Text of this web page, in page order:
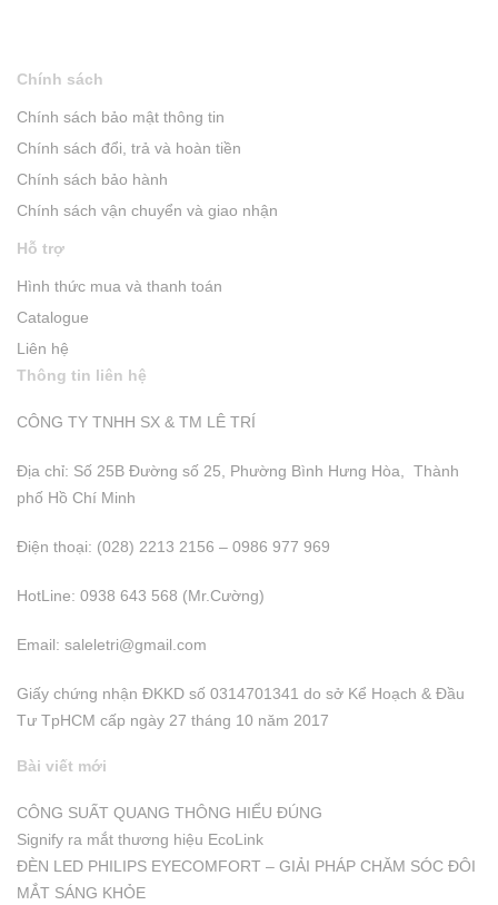
Chính sách
Chính sách bảo mật thông tin
Chính sách đổi, trả và hoàn tiền
Chính sách bảo hành
Chính sách vận chuyển và giao nhận
Hỗ trợ
Hình thức mua và thanh toán
Catalogue
Liên hệ
Thông tin liên hệ
CÔNG TY TNHH SX & TM LÊ TRÍ
Địa chỉ: Số 25B Đường số 25, Phường Bình Hưng Hòa, Thành
phố Hồ Chí Minh
Điện thoại: (028) 2213 2156 – 0986 977 969
HotLine: 0938 643 568 (Mr.Cường)
Email: saleletri@gmail.com
Giấy chứng nhận ĐKKD số 0314701341 do sở Kể Hoạch & Đầu
Tư TpHCM cấp ngày 27 tháng 10 năm 2017
Bài viết mới
CÔNG SUẤT QUANG THÔNG HIỂU ĐÚNG
Signify ra mắt thương hiệu EcoLink
ĐÈN LED PHILIPS EYECOMFORT – GIẢI PHÁP CHĂM SÓC ĐÔI
MẮT SÁNG KHỎE